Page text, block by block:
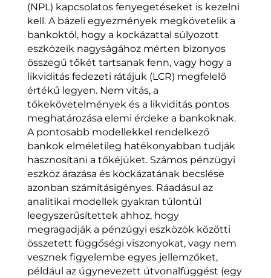
(NPL) kapcsolatos fenyegetéseket is kezelni
kell. A bázeli egyezmények megkövetelik a
bankoktól, hogy a kockázattal súlyozott
eszközeik nagyságához mérten bizonyos
összegű tőkét tartsanak fenn, vagy hogy a
likviditás fedezeti rátájuk (LCR) megfelelő
értékű legyen. Nem vitás, a
tőkekövetelmények és a likviditás pontos
meghatározása elemi érdeke a bankoknak.
A pontosabb modellekkel rendelkező
bankok elméletileg hatékonyabban tudják
hasznosítani a tőkéjüket. Számos pénzügyi
eszköz árazása és kockázatának becslése
azonban számításigényes. Ráadásul az
analitikai modellek gyakran túlontúl
leegyszerűsítettek ahhoz, hogy
megragadják a pénzügyi eszközök közötti
összetett függőségi viszonyokat, vagy nem
vesznek figyelembe egyes jellemzőket,
például az úgynevezett útvonalfüggést (egy